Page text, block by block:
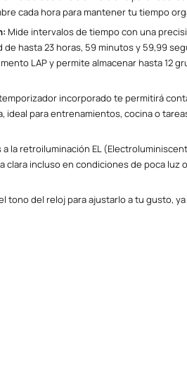
cada hora para mantener tu tiempo
Mide intervalos de tiempo con una
hasta 23 horas, 59 minutos y 59,99
LAP y permite almacenar hasta 12
incorporado te permitirá
ideal para entrenamientos, cocina o
a la retroiluminación EL
clara incluso en condiciones de poca luz
tono del reloj para ajustarlo a tu gusto,